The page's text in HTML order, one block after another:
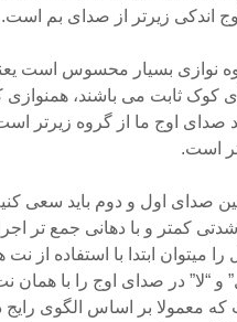
اندکی زیرتر از صدای بم است.
نوازی بسیار محسوس است
کوک ثابت می باشند،
صدای اوج ما از گروه زیرتر
است.
صدای اول و دوم باید سعی
کمتر و با دهانی جمع تر
میتوان ابتدا با استفاده از
“لا” در صدای اوج را با
که معمولا بر اساس الگوی